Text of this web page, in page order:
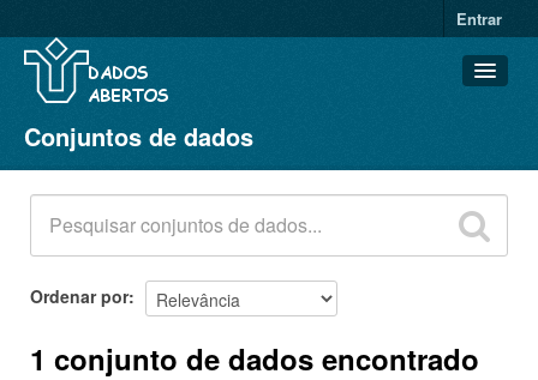
Entrar
Conjuntos de dados
Organizações
Grupos
Sobre
Conjuntos de dados
Ordenar por
1 conjunto de dados encontrado